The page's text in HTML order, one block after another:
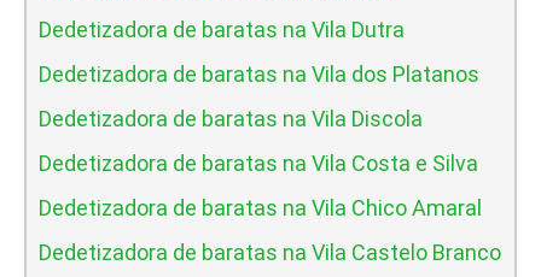
Dedetizadora de baratas na Vila Dutra
Dedetizadora de baratas na Vila dos Platanos
Dedetizadora de baratas na Vila Discola
Dedetizadora de baratas na Vila Costa e Silva
Dedetizadora de baratas na Vila Chico Amaral
Dedetizadora de baratas na Vila Castelo Branco